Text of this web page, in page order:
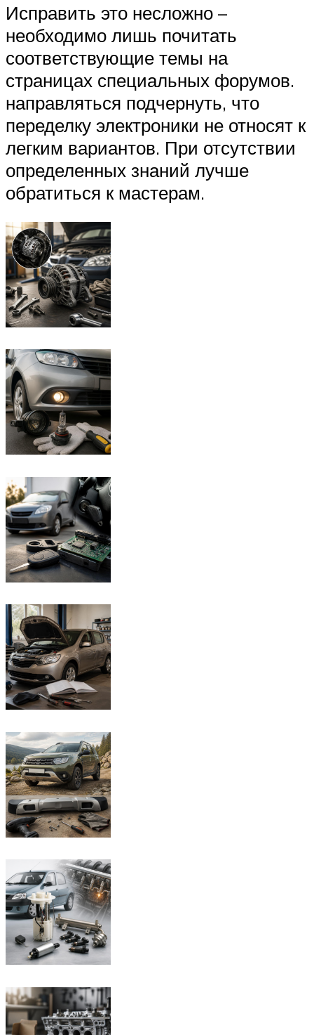
Исправить это несложно –
необходимо лишь почитать
соответствующие темы на
страницах специальных форумов.
направляться подчернуть, что
переделку электроники не относят к
легким вариантов. При отсутствии
определенных знаний лучше
обратиться к мастерам.